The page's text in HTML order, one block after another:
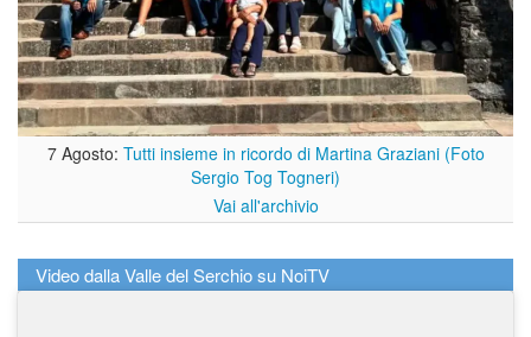
7 Agosto: Tutti insieme in ricordo di Martina Graziani (Foto
Sergio Tog Togneri)
Vai all'archivio
Video dalla Valle del Serchio su NoiTV